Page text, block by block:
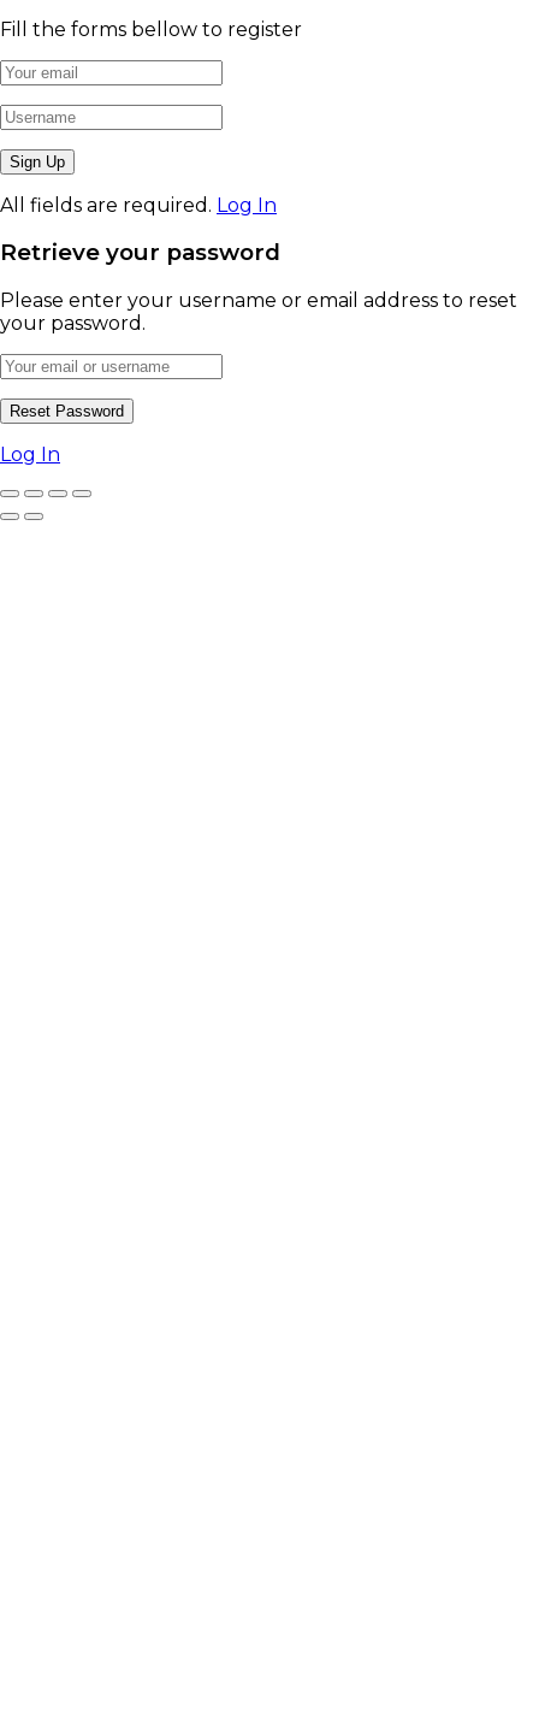
Fill the forms bellow to register
All fields are required. Log In
Retrieve your password
Please enter your username or email address to reset
your password.
Log In